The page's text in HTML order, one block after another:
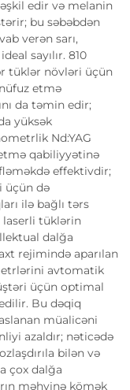
edir və melanin
bu səbəbdən
verən sarı,
sayılır. 810
tüklər növləri üçün
etmə
da təmin edir;
yüksək
Nd:YAG
qabiliyyətinə
effektivdir;
üçün də
ilə bağlı tərs
laserli tüklərin
dalğa
rejimində aparılan
avtomatik
üçün optimal
Bu dəqiq
müalicəni
azaldır; nəticədə
bilən və
çox dalğa
məhvinə kömək